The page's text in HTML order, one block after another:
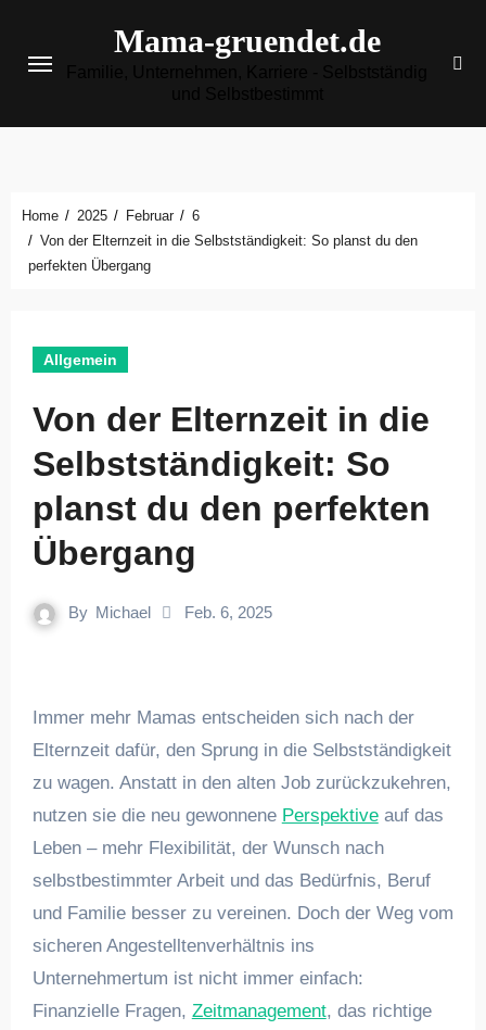
springen
Mama-gruendet.de
Home 2025 Februar
6
Von der Elternzeit in die Selbstständigkeit: So planst du den
perfekten Übergang
Allgemein
Von der Elternzeit in die
Selbstständigkeit: So
planst du den perfekten
Übergang
By Michael Feb. 6, 2025
Immer mehr Mamas entscheiden sich nach der
Elternzeit dafür, den Sprung in die Selbstständigkeit
zu wagen. Anstatt in den alten Job zurückzukehren,
nutzen sie die neu gewonnene Perspektiveauf das
Leben – mehr Flexibilität, der Wunsch nach
selbstbestimmter Arbeit und das Bedürfnis, Beruf
und Familie besser zu vereinen. Doch der Weg vom
sicheren Angestelltenverhältnis ins
Unternehmertum ist nicht immer einfach:
Finanzielle Fragen, Zeitmanagement, das richtige